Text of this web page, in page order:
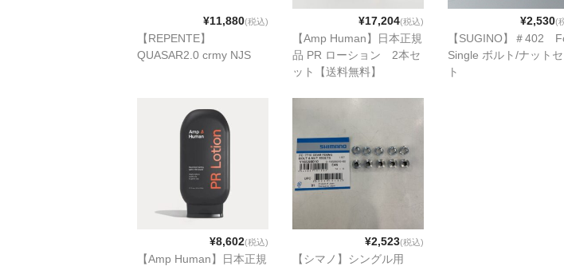
¥11,880(税込)
【REPENTE】
QUASAR2.0 crmy NJS
¥17,204(税込)
【Amp Human】日本正規
品 PR ローション 2本セ
ット【送料無料】
¥2,530(
【SUGINO】＃402
Single ボルト/ナットセ
ト
¥8,602(税込)
【Amp Human】日本正規
¥2,523(税込)
【シマノ】シングル用